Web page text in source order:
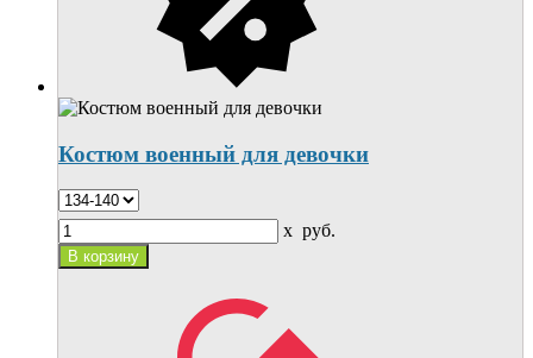
Костюм военный для девочки
x руб.